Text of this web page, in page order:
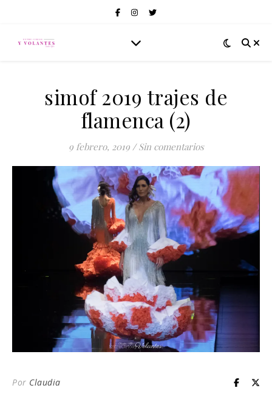
simof 2019 trajes de
flamenca (2)
9 febrero, 2019 / Sin comentarios
Por Claudia